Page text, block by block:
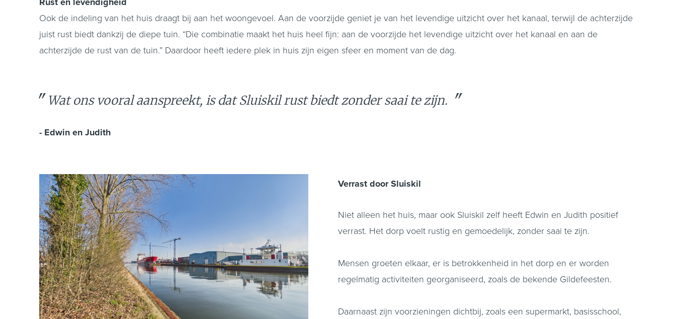
Ook de indeling van het huis draagt bij aan het woongevoel. Aan de voorzijde geniet je van het levendige uitzicht over het kanaal, terwijl de achterzijde
juist rust biedt dankzij de diepe tuin. “Die combinatie maakt het huis heel fijn: aan de voorzijde het levendige uitzicht over het kanaal en aan de
achterzijde de rust van de tuin.” Daardoor heeft iedere plek in huis zijn eigen sfeer en moment van de dag.
Wat ons vooral aanspreekt, is dat Sluiskil rust biedt zonder saai te zijn.
- Edwin en Judith
Verrast door Sluiskil
Niet alleen het huis, maar ook Sluiskil zelf heeft Edwin en Judith positief
verrast. Het dorp voelt rustig en gemoedelijk, zonder saai te zijn.
Mensen groeten elkaar, er is betrokkenheid in het dorp en er worden
regelmatig activiteiten georganiseerd, zoals de bekende Gildefeesten.
Daarnaast zijn voorzieningen dichtbij, zoals een supermarkt, basisschool,